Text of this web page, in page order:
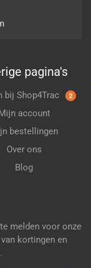
pagina's
bij Shop4Trac 2
account
bestellingen
Over ons
Blog
melden voor onze
kortingen en